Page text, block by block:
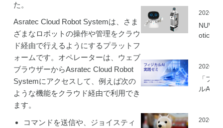
た。
Asratec Cloud Robot Systemは、さま
ざまなロボットの操作や管理をクラウ
ド経由で行えるようにするプラットフ
ォームです。オペレーターは、ウェブ
ブラウザーからAsratec Cloud Robot
Systemにアクセスして、例えば次の
ような機能をクラウド経由で利用でき
ます。
コマンドを送信や、ジョイスティ
を活用
建設向
ボット
実施
NUWA
otics社
いを開
「フィ
ルAI実